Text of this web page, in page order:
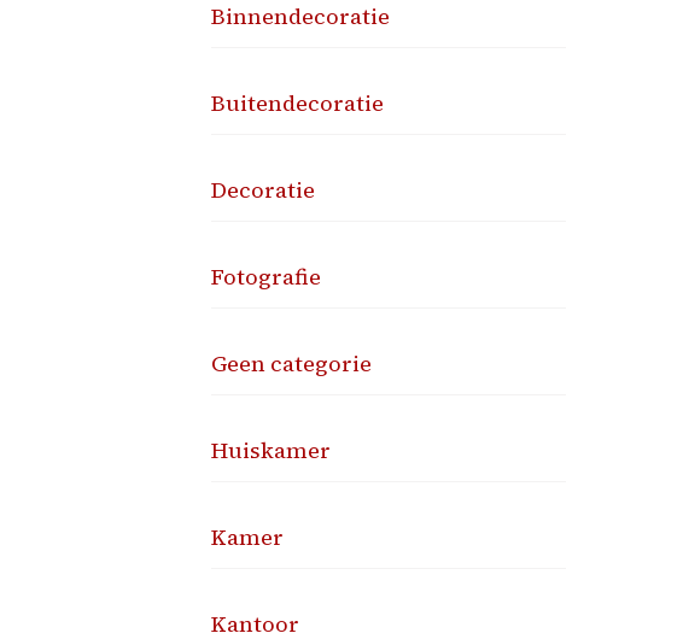
Binnendecoratie
Buitendecoratie
Decoratie
Fotografie
Geen categorie
Huiskamer
Kamer
Kantoor